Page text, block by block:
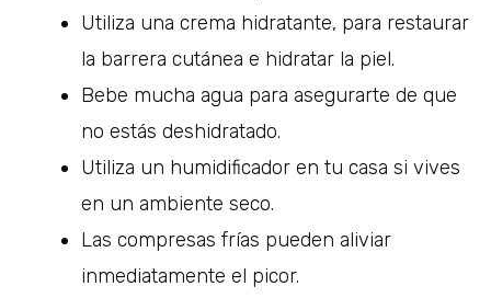
Utiliza una crema hidratante, para restaurar
la barrera cutánea e hidratar la piel.
Bebe mucha agua para asegurarte de que
no estás deshidratado.
Utiliza un humidificador en tu casa si vives
en un ambiente seco.
Las compresas frías pueden aliviar
inmediatamente el picor.